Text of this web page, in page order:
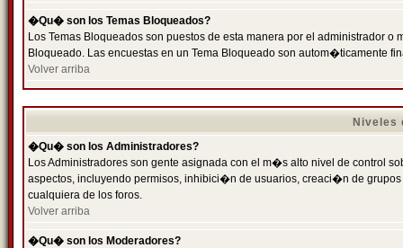
�Qu� son los Temas Bloqueados?
Los Temas Bloqueados son puestos de esta manera por el administrador
Bloqueado. Las encuestas en un Tema Bloqueado son autom�ticamente
Volver arriba
Niveles
�Qu� son los Administradores?
Los Administradores son gente asignada con el m�s alto nivel de control
aspectos, incluyendo permisos, inhibici�n de usuarios, creaci�n de
cualquiera de los foros.
Volver arriba
�Qu� son los Moderadores?